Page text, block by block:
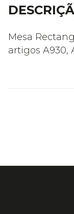
Mesa
artigos A930,